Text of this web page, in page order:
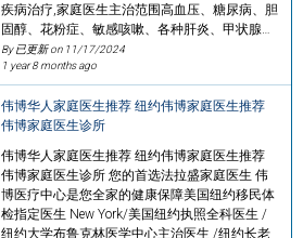
疾病治疗,家庭医生主治范围高血压、糖尿病、胆
固醇、花粉症、敏感咳嗽、各种肝炎、甲状腺…
By 已更新 on 11/17/2024
1 year 8 months ago
伟博华人家庭医生推荐 纽约伟博家庭医生推荐
伟博家庭医生诊所
伟博华人家庭医生推荐 纽约伟博家庭医生推荐
伟博家庭医生诊所 您的首选法拉盛家庭医生 伟
博医疗中心是您全家的健康保障美国纽约移民体
检指定医生 New York/美国纽约执照全科医生 /
纽约大学布鲁克林医学中心主治医生 /纽约长老